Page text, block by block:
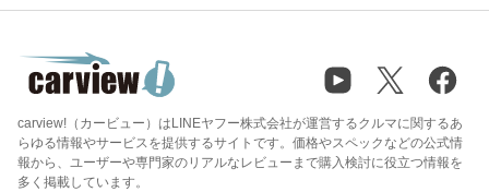
carview!（カービュー）はLINEヤフー株式会社が運営するクルマに関するあ
らゆる情報やサービスを提供するサイトです。価格やスペックなどの公式情
報から、ユーザーや専門家のリアルなレビューまで購入検討に役立つ情報を
多く掲載しています。